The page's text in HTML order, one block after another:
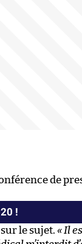
de
!
le sujet. « Il